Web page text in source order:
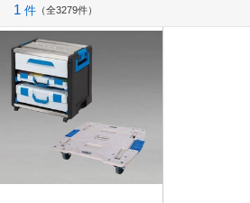
1 件 全3279件